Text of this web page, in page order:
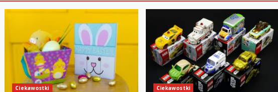
Ciekawostki Ciekawostki